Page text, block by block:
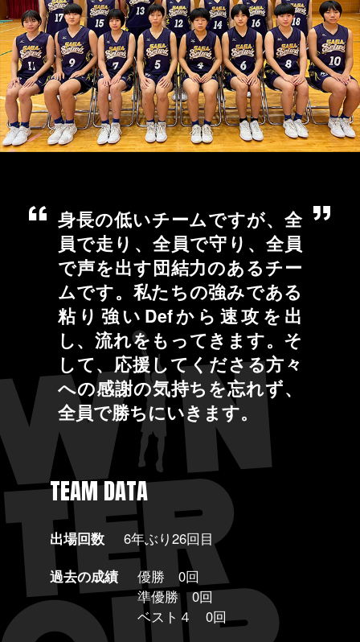
身長の低いチームですが、全
員で走り、全員で守り、全員
で声を出す団結力のあるチー
ムです。私たちの強みである
粘り強いDefから速攻を出
し、流れをもってきます。そ
して、応援してくださる方々
への感謝の気持ちを忘れず、
全員で勝ちにいきます。
TEAM DATA
出場回数
6年ぶり26回目
過去の成績
優勝 0回
準優勝 0回
ベスト４ 0回